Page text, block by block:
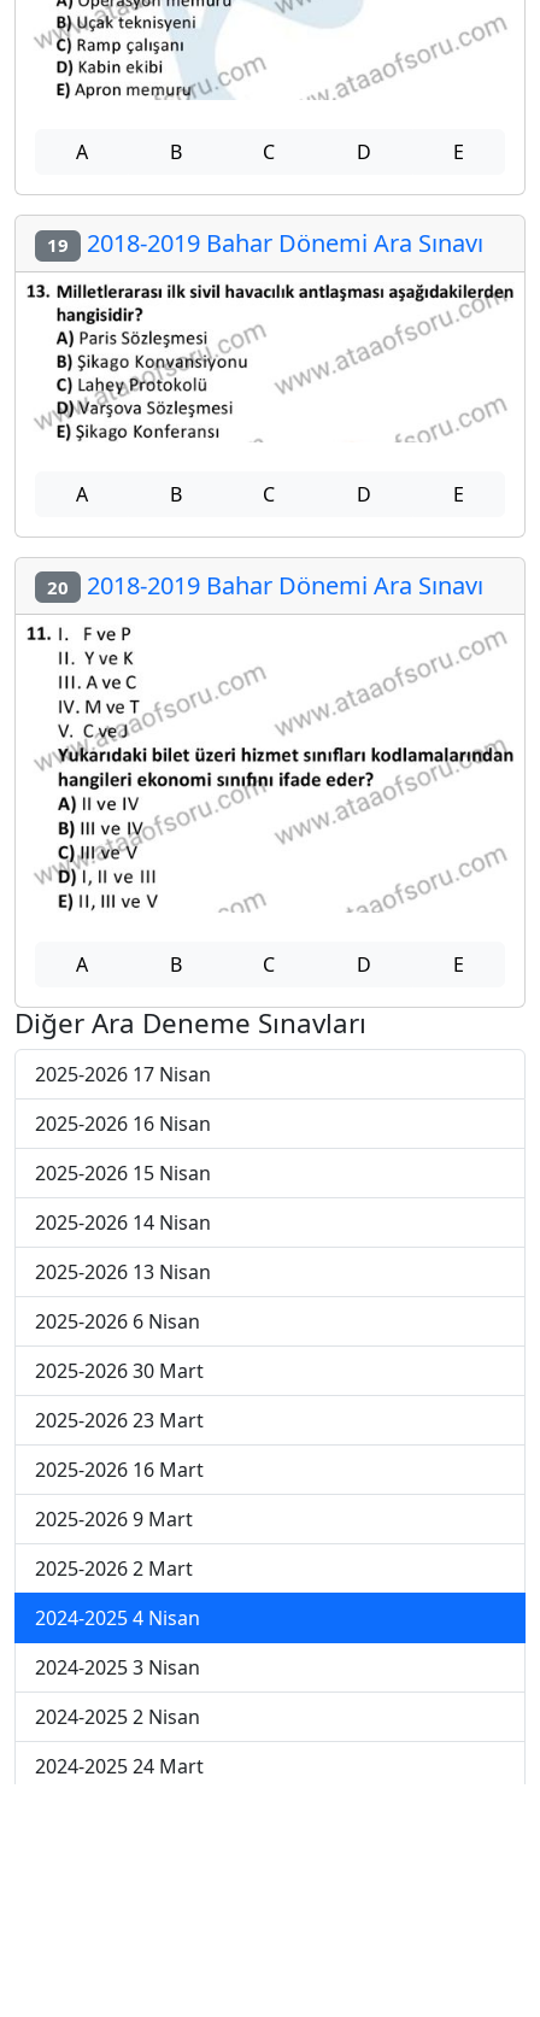
A B C D E
19 2018-2019 Bahar Dönemi Ara Sınavı
A B C D E
20 2018-2019 Bahar Dönemi Ara Sınavı
A B C D E
Diğer Ara Deneme Sınavları
2025-2026 17 Nisan
2025-2026 16 Nisan
2025-2026 15 Nisan
2025-2026 14 Nisan
2025-2026 13 Nisan
2025-2026 6 Nisan
2025-2026 30 Mart
2025-2026 23 Mart
2025-2026 16 Mart
2025-2026 9 Mart
2025-2026 2 Mart
2024-2025 4 Nisan
2024-2025 3 Nisan
2024-2025 2 Nisan
2024-2025 24 Mart